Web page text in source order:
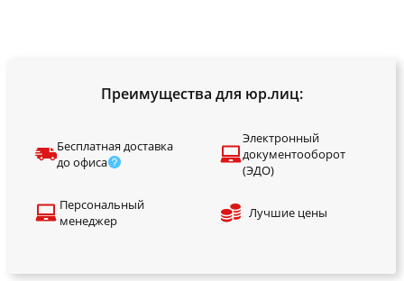
Преимущества для юр.лиц:
Бесплатная доставка
до офиса
Электронный
документооборот
(ЭДО)
Персональный
менеджер
Лучшие цены